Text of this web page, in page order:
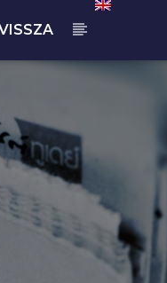
07:00